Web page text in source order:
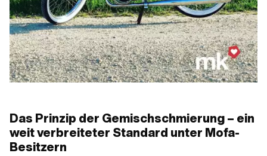
Das Prinzip der Gemischschmierung – ein
weit verbreiteter Standard unter Mofa-
Besitzern